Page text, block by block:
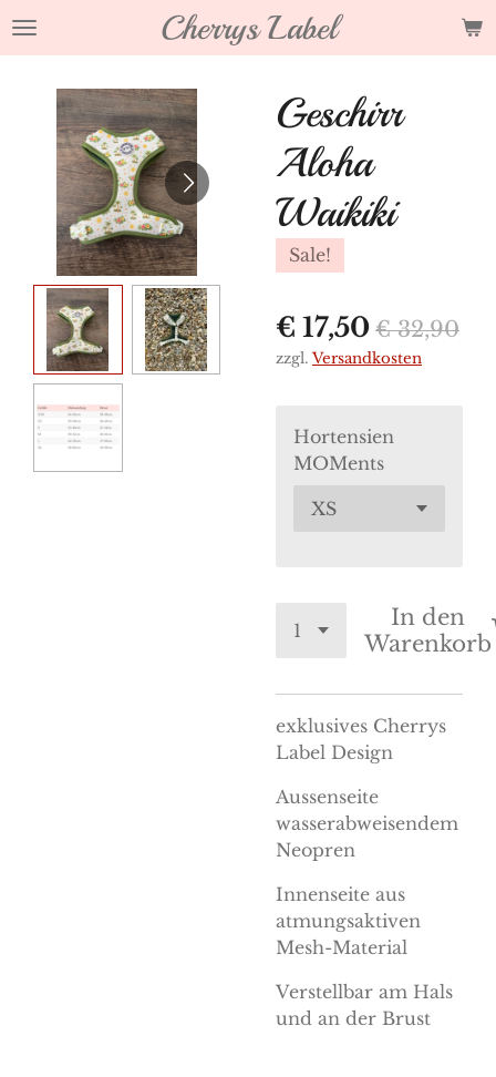
Zum
Cherrys Label
Geschirr
Aloha
Waikiki
Sale!
€ 17,50 € 32,90
zzgl. Versandkosten
Hortensien
MOMents
In den
Warenkorb
exklusives Cherrys
Label Design
Aussenseite
wasserabweisendem
Neopren
Innenseite aus
atmungsaktiven
Mesh-Material
Verstellbar am Hals
und an der Brust